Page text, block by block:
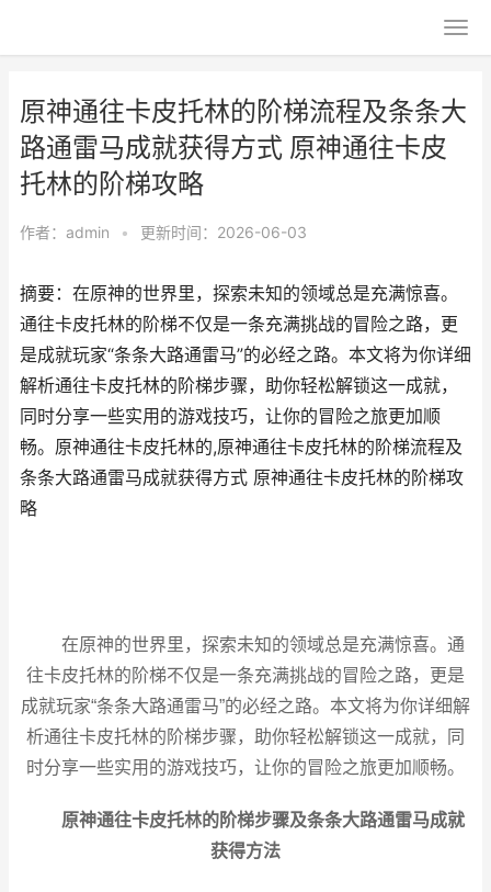
原神通往卡皮托林的阶梯流程及条条大
路通雷马成就获得方式 原神通往卡皮
托林的阶梯攻略
作者： admin • 更新时间：2026-06-03
摘要：在原神的世界里，探索未知的领域总是充满惊喜。
通往卡皮托林的阶梯不仅是一条充满挑战的冒险之路，更
是成就玩家“条条大路通雷马”的必经之路。本文将为你详细
解析通往卡皮托林的阶梯步骤，助你轻松解锁这一成就，
同时分享一些实用的游戏技巧，让你的冒险之旅更加顺
畅。原神通往卡皮托林的,原神通往卡皮托林的阶梯流程及
条条大路通雷马成就获得方式 原神通往卡皮托林的阶梯攻
略
在原神的世界里， 探索未知的领域总是充满惊喜。通
往卡皮托林的阶梯不仅是一条充满挑战的冒险之路，更是
成就玩家“条条大路通雷马”的必经之路。本文将为你详细解
析通往卡皮托林的阶梯步骤，助你轻松解锁这一成就，同
时分享一些实用的游戏技巧，让你的冒险之旅更加顺畅。
原神通往卡皮托林的阶梯步骤及条条大路通雷马成就
获得方法